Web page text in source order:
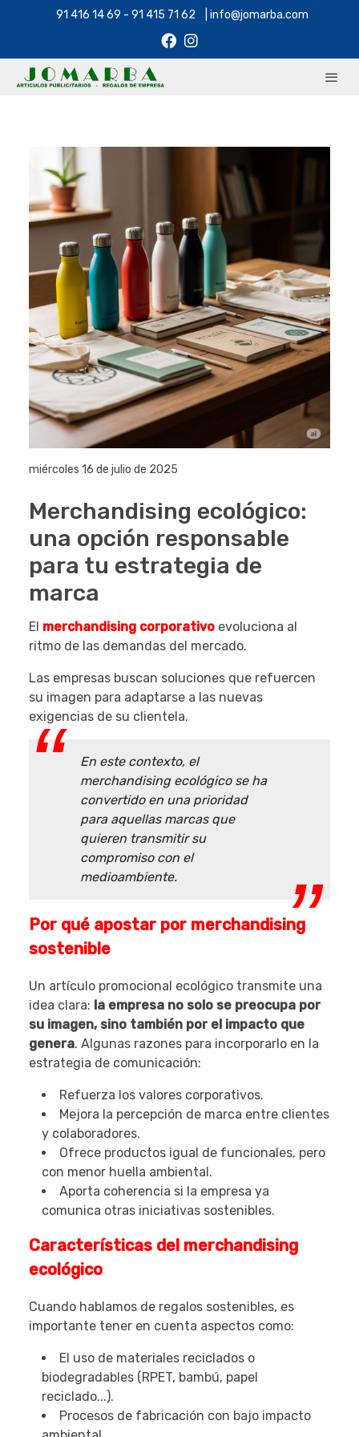
91 416 14 69 - 91 415 71 62 | info@jomarba.com
miércoles 16 de julio de 2025
Merchandising ecológico:
una opción responsable
para tu estrategia de
marca
El merchandising corporativo evoluciona al
ritmo de las demandas del mercado.
Las empresas buscan soluciones que refuercen
su imagen para adaptarse a las nuevas
exigencias de su clientela.
En este contexto, el
merchandising ecológico se ha
convertido en una prioridad
para aquellas marcas que
quieren transmitir su
compromiso con el
medioambiente.
Por qué apostar por merchandising
sostenible
Un artículo promocional ecológico transmite una
idea clara: la empresa no solo se preocupa por
su imagen, sino también por el impacto que
genera. Algunas razones para incorporarlo en la
estrategia de comunicación:
Refuerza los valores corporativos.
Mejora la percepción de marca entre clientes
y colaboradores.
Ofrece productos igual de funcionales, pero
con menor huella ambiental.
Aporta coherencia si la empresa ya
comunica otras iniciativas sostenibles.
Características del merchandising
ecológico
Cuando hablamos de regalos sostenibles, es
importante tener en cuenta aspectos como:
El uso de materiales reciclados o
biodegradables (RPET, bambú, papel
reciclado...).
Procesos de fabricación con bajo impacto